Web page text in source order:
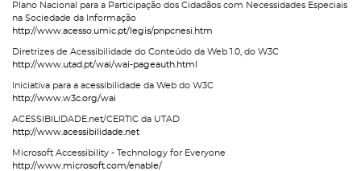
Plano Nacional para a Participação dos Cidadãos com Necessidades Especiais
na Sociedade da Informação
http://www.acesso.umic.pt/legis/pnpcnesi.htm
Diretrizes de Acessibilidade do Conteúdo da Web 1.0, do W3C
http://www.utad.pt/wai/wai-pageauth.html
Iniciativa para a acessibilidade da Web do W3C
http://www.w3c.org/wai
ACESSIBILIDADE.net/CERTIC da UTAD
http://www.acessibilidade.net
Microsoft Accessibility - Technology for Everyone
http://www.microsoft.com/enable/